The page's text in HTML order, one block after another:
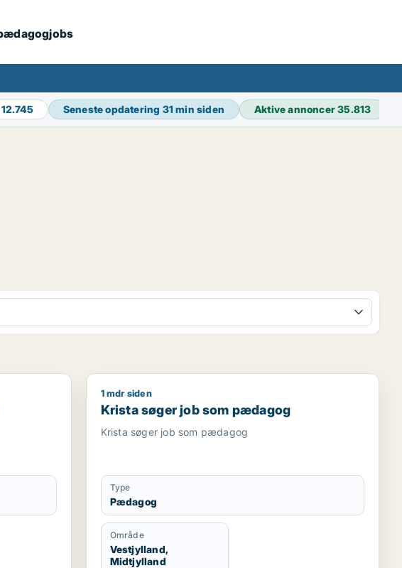
12.745 Seneste opdatering 31 min siden Aktive annoncer35.813
Krista søger job som pædagog
1 mdr siden
Krista søger job som pædagog
Krista søger job som pædagog
Type
Pædagog
Område
Vestjylland,
Midtjylland